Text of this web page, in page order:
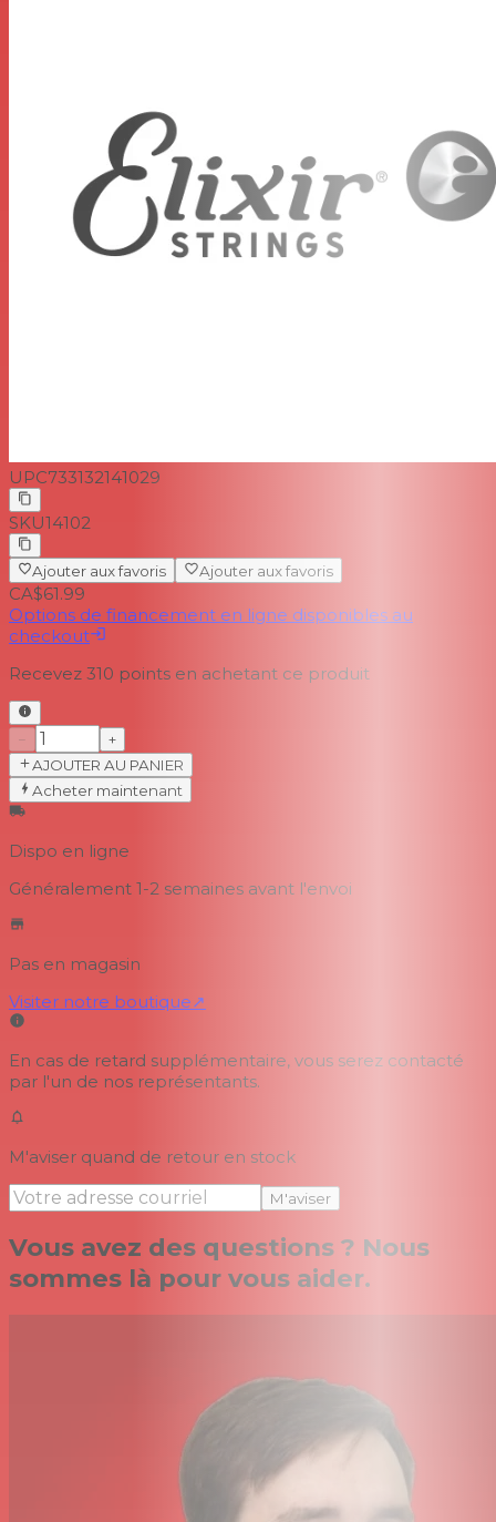
UPC733132141029
SKU14102
Ajouter aux favoris Ajouter aux favoris
CA$61.99
Options de financement en ligne disponibles au
checkout
Recevez 310 points en achetant ce produit
−
+
AJOUTER AU PANIER
Acheter maintenant
Dispo en ligne
Généralement 1-2 semaines avant l'envoi
Pas en magasin
Visiter notre boutique↗
En cas de retard supplémentaire, vous serez contacté
par l'un de nos représentants.
M'aviser quand de retour en stock
M'aviser
Vous avez des questions ? Nous
sommes là pour vous aider.